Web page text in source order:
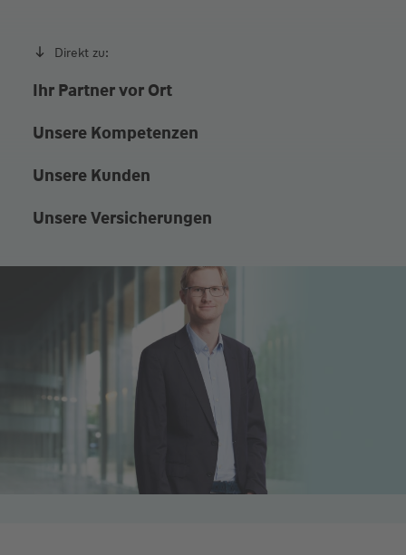
Direkt zu:
Ihr Partner vor Ort
Unsere Kompetenzen
Unsere Kunden
Unsere Versicherungen